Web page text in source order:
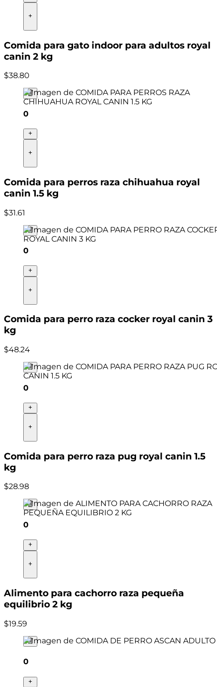
Comida para gato indoor para adultos royal
canin 2 kg
$38.80
0
Comida para perros raza chihuahua royal
canin 1.5 kg
$31.61
0
Comida para perro raza cocker royal canin 3
kg
$48.24
0
Comida para perro raza pug royal canin 1.5
kg
$28.98
0
Alimento para cachorro raza pequeña
equilibrio 2 kg
$19.59
0